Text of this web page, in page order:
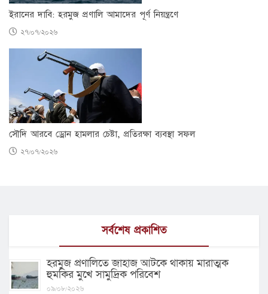
ইরানের দাবি: হরমুজ প্রণালি আমাদের পূর্ণ নিয়ন্ত্রণে
২৭/০৭/২০২৬
সৌদি আরবে ড্রোন হামলার চেষ্টা, প্রতিরক্ষা ব্যবস্থা সফল
২৭/০৭/২০২৬
সর্বশেষ প্রকাশিত
হরমুজ প্রণালিতে জাহাজ আটকে থাকায় মারাত্মক
হুমকির মুখে সামুদ্রিক পরিবেশ
০৯/০৮/২০২৬